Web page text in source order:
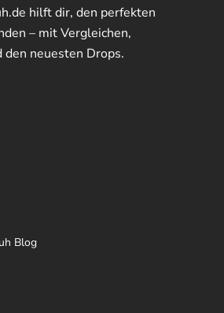
hilft dir, den perfekten
– mit Vergleichen,
den neuesten Drops.
Blog